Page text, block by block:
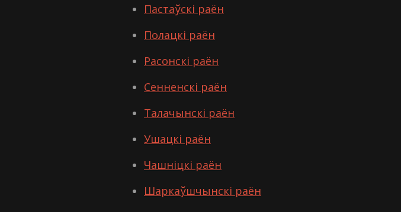
Пастаўскі раён
Полацкі раён
Расонскі раён
Сенненскі раён
Талачынскі раён
Ушацкі раён
Чашніцкі раён
Шаркаўшчынскі раён